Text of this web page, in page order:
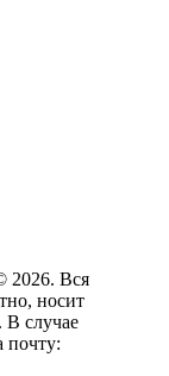
2026. Вся
носит
В случае
почту: